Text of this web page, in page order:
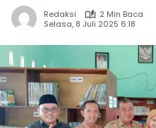
Redaksi
2 Min Baca
Selasa, 8 Juli 2025 6:18